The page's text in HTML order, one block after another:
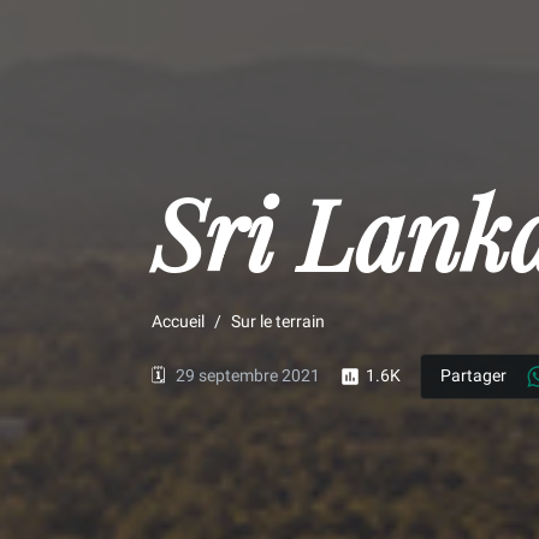
Sri
Accueil Sur le terrain
🗓️ 29 septembre 2021 1.6K Partager